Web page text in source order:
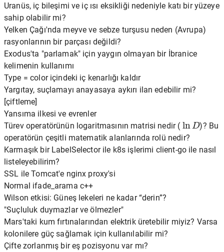
Uranüs, iç bileşimi ve iç ısı eksikliği nedeniyle katı bir yüzeye
sahip olabilir mi?
Yelken Çağı'nda meyve ve sebze turşusu neden (Avrupa)
rasyonlarının bir parçası değildi?
Exodus'ta "parlamak" için yaygın olmayan bir İbranice
kelimenin kullanımı
Type = color içindeki iç kenarlığı kaldır
Yargıtay, suçlamayı anayasaya aykırı ilan edebilir mi?
[çiftleme]
Yansıma ilkesi ve evrenler
Türev operatörünün logaritmasının matrisi nedir (
ln D
)? Bu
operatörün çeşitli matematik alanlarında rolü nedir?
Karmaşık bir LabelSelector ile k8s işlerimi client-go ile nasıl
listeleyebilirim?
SSL ile Tomcat'e nginx proxy'si
Normal ifade_arama c++
Wilson etkisi: Güneş lekeleri ne kadar “derin”?
"Suçluluk duymazlar ve ölmezler"
Mars'taki kum fırtınalarından elektrik üretebilir miyiz? Varsa
kolonilere güç sağlamak için kullanılabilir mi?
Çifte zorlanmış bir eş pozisyonu var mı?